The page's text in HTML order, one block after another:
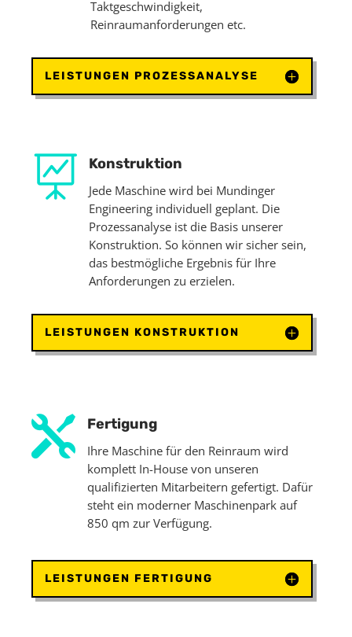
Taktgeschwindigkeit,
Reinraumanforderungen etc.
LEISTUNGEN PROZESSANALYSE
 Konstruktion
Jede Maschine wird bei Mundinger
Engineering individuell geplant. Die
Prozessanalyse ist die Basis unserer
Konstruktion. So können wir sicher sein,
das bestmögliche Ergebnis für Ihre
Anforderungen zu erzielen.
LEISTUNGEN KONSTRUKTION
 Fertigung
Ihre Maschine für den Reinraum wird
komplett In-House von unseren
qualifizierten Mitarbeitern gefertigt. Dafür
steht ein moderner Maschinenpark auf
850 qm zur Verfügung.
LEISTUNGEN FERTIGUNG